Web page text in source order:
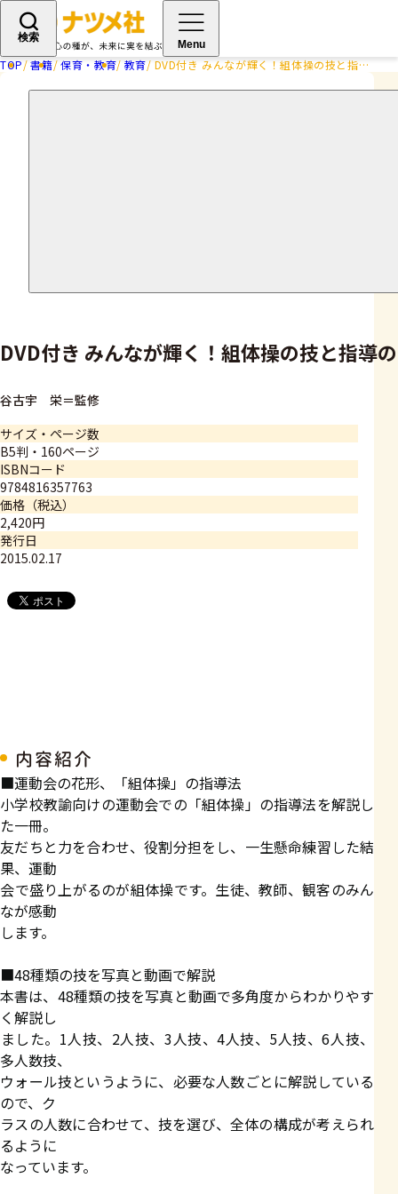
検索
Menu
TOP 書籍 保育・教育 教育 DVD付き みんなが輝く！組体操の技と指導のコツ
DVD付き みんなが輝く！組体操の技と指導
谷古宇 栄＝監修
サイズ・ページ数
B5判・160ページ
ISBNコード
9784816357763
価格（税込）
2,420円
発行日
2015.02.17
内容紹介
■運動会の花形、「組体操」の指導法
小学校教諭向けの運動会での「組体操」の指導法を解説し
た一冊。
友だちと力を合わせ、役割分担をし、一生懸命練習した結
果、運動
会で盛り上がるのが組体操です。生徒、教師、観客のみん
なが感動
します。
■48種類の技を写真と動画で解説
本書は、48種類の技を写真と動画で多角度からわかりやす
く解説し
ました。1人技、2人技、3人技、4人技、5人技、6人技、
多人数技、
ウォール技というように、必要な人数ごとに解説している
ので、ク
ラスの人数に合わせて、技を選び、全体の構成が考えられ
るように
なっています。